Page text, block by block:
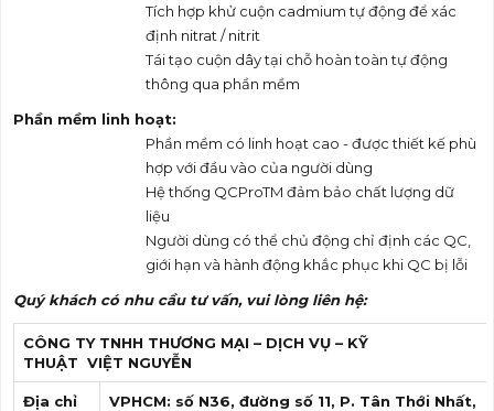
Tích hợp khử cuộn cadmium tự động để xác
định nitrat / nitrit
Tái tạo cuộn dây tại chỗ hoàn toàn tự động
thông qua phần mềm
Phần mềm linh hoạt:
Phần mềm có linh hoạt cao - được thiết kế phù
hợp với đầu vào của người dùng
Hệ thống QCProTM đảm bảo chất lượng dữ
liệu
Người dùng có thể chủ động chỉ định các QC,
giới hạn và hành động khắc phục khi QC bị lỗi
Quý khách có nhu cầu tư vấn, vui lòng liên hệ:
CÔNG TY TNHH THƯƠNG MẠI – DỊCH VỤ – KỸ
THUẬT VIỆT NGUYỄN
Địa chỉ
VPHCM: số N36, đường số 11, P. Tân Thới Nhất,